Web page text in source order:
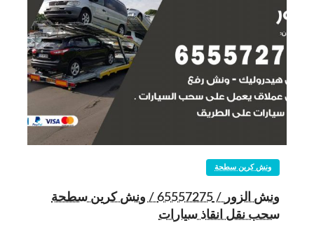
ونش كرين سطحة
ونش الزور / 65557275 / ونش كرين سطحة
سحب نقل انقاذ سيارات